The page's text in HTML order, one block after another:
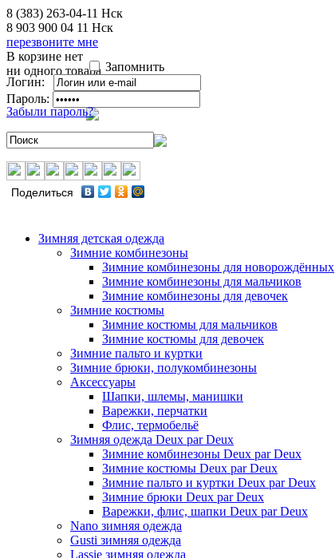
8 (383) 263-04-11 Нск
8 903 900 04 11 Нск
перезвоните мне
В корзине нет
ни одного товара Запомнить
Логин:
Пароль:
Забыли пароль?
Поделиться
Зимняя детская одежда
Зимние комбинезоны
Зимние комбинезоны для новорождённых
Зимние комбинезоны для мальчиков
Зимние комбинезоны для девочек
Зимние костюмы
Зимние костюмы для мальчиков
Зимние костюмы для девочек
Зимние пальто и куртки
Зимние брюки, полукомбинезоны
Аксессуары
Шапки, шлемы, манишки
Варежки, перчатки
Флис, термобельё
Зимняя одежда Deux par Deux
Зимние комбинезоны Deux par Deux
Зимние костюмы Deux par Deux
Зимние пальто и куртки Deux par Deux
Зимние брюки Deux par Deux
Варежки, флис, шапки Deux par Deux
Nano зимняя одежда
Gusti зимняя одежда
Lassie зимняя одежда